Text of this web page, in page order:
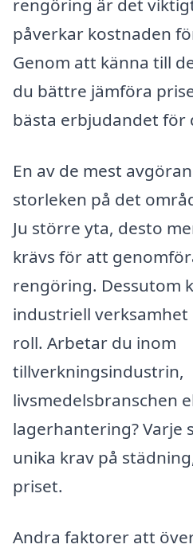
rengöring är det
påverkar kostnaden
Genom att känna till
du bättre jämföra
bästa erbjudandet för
En av de mest
storleken på det
Ju större yta, desto
krävs för att
rengöring. Dessutom
industriell verksamhet
roll. Arbetar du inom
tillverkningsindustrin,
livsmedelsbranschen
lagerhantering? Varje
unika krav på
priset.
Andra faktorer att